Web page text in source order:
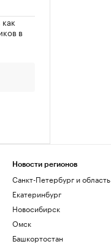
в
Новости регионов
Санкт-Петербург и область
Екатеринбург
Новосибирск
Омск
Башкортостан